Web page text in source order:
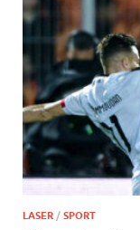
LASER / SPORT